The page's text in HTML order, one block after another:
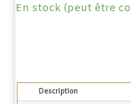
En stock (peut être
Description